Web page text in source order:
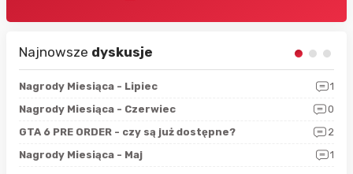
Najnowsze dyskusje
Nagrody Miesiąca - Lipiec
1
Nagrody Miesiąca - Czerwiec
0
GTA 6 PRE ORDER - czy są już dostępne?
2
Nagrody Miesiąca - Maj
1